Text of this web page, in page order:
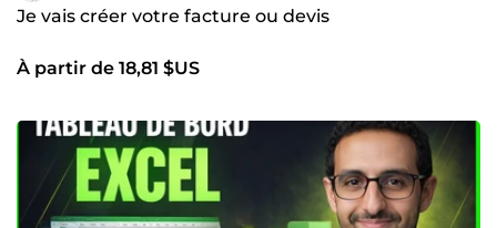
Je vais créer votre facture ou devis
À partir de 18,81 $US